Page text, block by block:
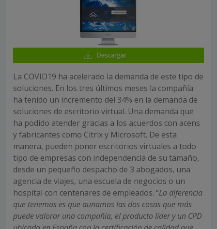
La COVID19 ha acelerado la demanda de este tipo de
soluciones. En los tres últimos meses la compañía
ha tenido un incremento del 34% en la demanda de
soluciones de escritorio virtual. Una demanda que
ha podido atender gracias a los acuerdos con acens
y fabricantes como Citrix y Microsoft. De esta
manera, pueden poner escritorios virtuales a todo
tipo de empresas con independencia de su tamaño,
desde un pequeño despacho de 3 abogados, una
agencia de viajes, una escuela de negocios o un
hospital con centenares de empleados. “La diferencia
que tenemos es que aunamos las dos cosas que más
puede valorar una compañía, el producto líder y un CPD